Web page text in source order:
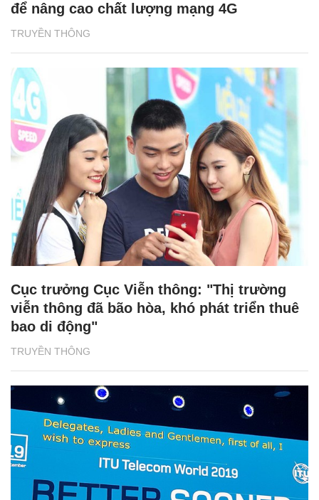
TRUYỀN THÔNG
để nâng cao chất lượng mạng 4G
TRUYỀN THÔNG
Cục trưởng Cục Viễn thông: "Thị trường
viễn thông đã bão hòa, khó phát triển thuê
bao di động"